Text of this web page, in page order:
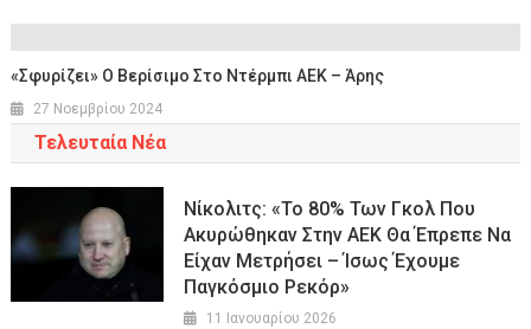
«Σφυρίζει» Ο Βερίσιμο Στο Ντέρμπι ΑΕΚ – Άρης
27 Νοεμβρίου 2024
Τελευταία Νέα
Νίκολιτς: «Το 80% Των Γκολ Που
Ακυρώθηκαν Στην ΑΕΚ Θα Έπρεπε Να
Είχαν Μετρήσει – Ίσως Έχουμε
Παγκόσμιο Ρεκόρ»
11 Ιανουαρίου 2026